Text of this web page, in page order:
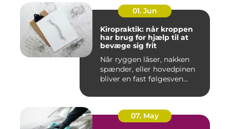
01. Jun
Kiropraktik: når kroppen
har brug for hjælp til at
bevæge sig frit
Når ryggen låser, nakken
spænder, eller hovedpinen
bliver en fast følgesven...
07. May